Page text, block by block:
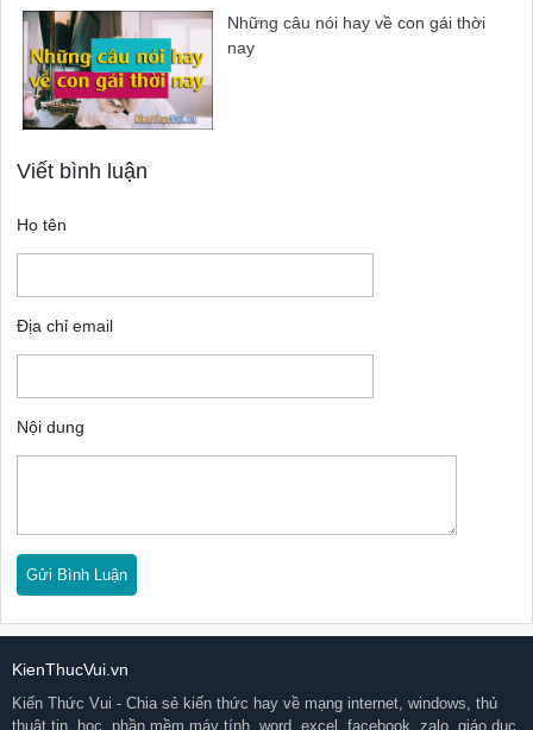
Những câu nói hay về con gái thời
nay
Viết bình luận
Họ tên
Địa chỉ email
Nội dung
KienThucVui.vn
Kiến Thức Vui - Chia sẻ kiến thức hay về mạng internet, windows, thủ
thuật tin, học, phần mềm máy tính, word, excel, facebook, zalo, giáo dục,